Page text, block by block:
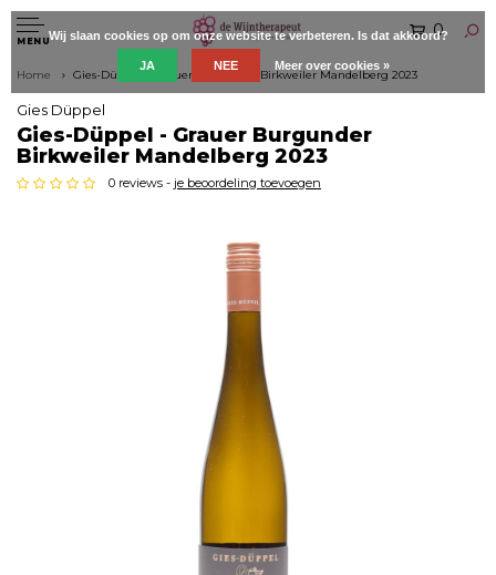
MENU
0
Home Gies-Düppel - Grauer Burgunder Birkweiler Mandelberg 2023
Gies Düppel
Gies-Düppel - Grauer Burgunder
Birkweiler Mandelberg 2023
0 reviews - je beoordeling toevoegen
Wij slaan cookies op om onze website te verbeteren. Is dat akkoord?
JA NEE Meer over cookies »